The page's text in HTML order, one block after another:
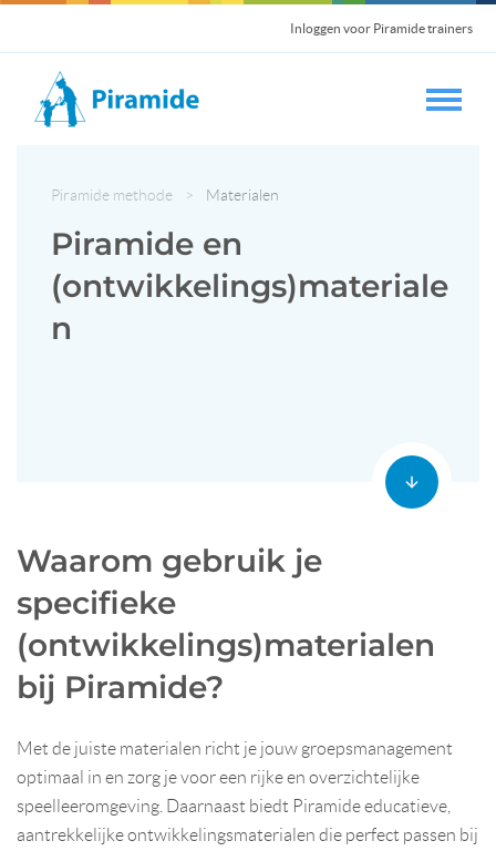
Inloggen voor Piramide trainers
Piramide methode > Materialen
Piramide en
(ontwikkelings)materiale
n
Waarom gebruik je
specifieke
(ontwikkelings)materialen
bij Piramide?
Met de juiste materialen richt je jouw groepsmanagement
optimaal in en zorg je voor een rijke en overzichtelijke
speelleeromgeving. Daarnaast biedt Piramide educatieve,
aantrekkelijke ontwikkelingsmaterialen die perfect passen bij